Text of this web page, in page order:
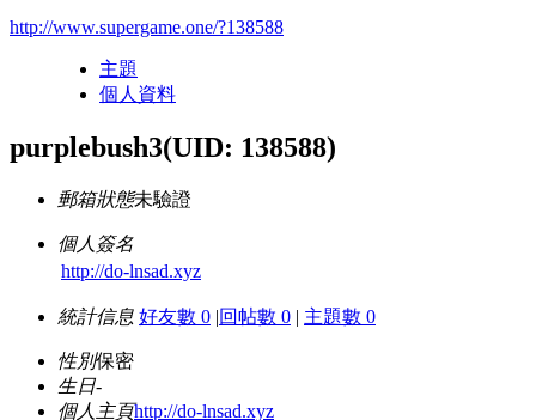
http://www.supergame.one/?138588
主題
個人資料
purplebush3(UID: 138588)
郵箱狀態未驗證
個人簽名
http://do-lnsad.xyz
統計信息 好友數 0 |回帖數 0 | 主題數 0
性別保密
生日-
個人主頁http://do-lnsad.xyz